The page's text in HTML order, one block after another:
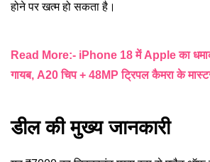
होने पर खत्म हो सकता है।
Read More:- iPhone 18 में Apple का
गायब, A20 चिप + 48MP ट्रिपल कैमरा के
डील की मुख्य जानकारी